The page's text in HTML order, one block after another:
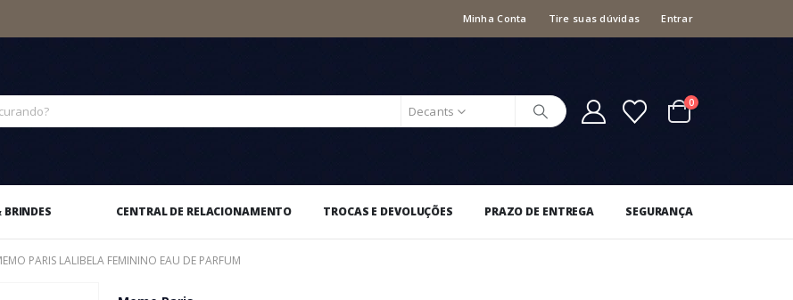
Minha Conta Tire suas dúvidas Entrar
Decants
0
BRINDES CENTRAL DE RELACIONAMENTO TROCAS E DEVOLUÇÕES PRAZO DE ENTREGA SEGURANÇA
PARIS LALIBELA FEMININO EAU DE PARFUM